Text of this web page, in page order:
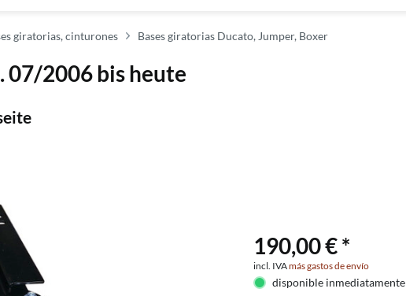
giratorias, cinturones Bases giratorias Ducato, Jumper, Boxer
07/2006 bis heute
190,00 € *
incl. IVAmás gastos de envío
disponible inmediatamente